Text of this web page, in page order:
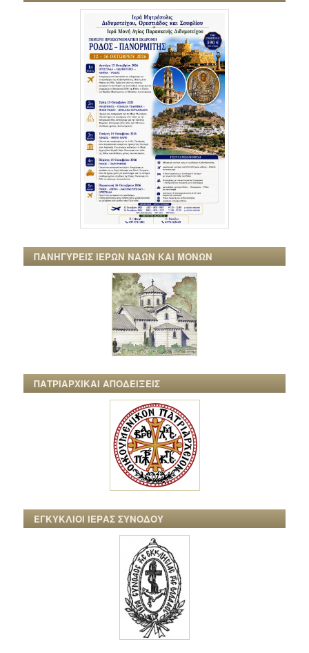
ΠΑΝΗΓΥΡΕΙΣ ΙΕΡΩΝ ΝΑΩΝ ΚΑΙ ΜΟΝΩΝ
ΠΑΤΡΙΑΡΧΙΚΑΙ ΑΠΟΔΕΙΞΕΙΣ
ΕΓΚΥΚΛΙΟΙ ΙΕΡΑΣ ΣΥΝΟΔΟΥ